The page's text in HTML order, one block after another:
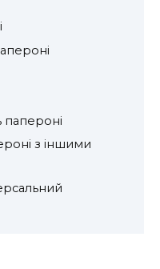
папероні
з іншими